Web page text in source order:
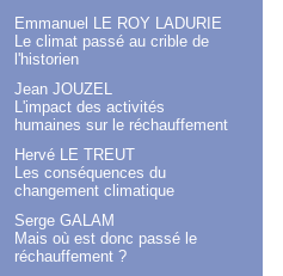
Emmanuel LE ROY LADURIE
Le climat passé au crible de
l'historien
Jean JOUZEL
L'impact des activités
humaines sur le réchauffement
Hervé LE TREUT
Les conséquences du
changement climatique
Serge GALAM
Mais où est donc passé le
réchauffement ?